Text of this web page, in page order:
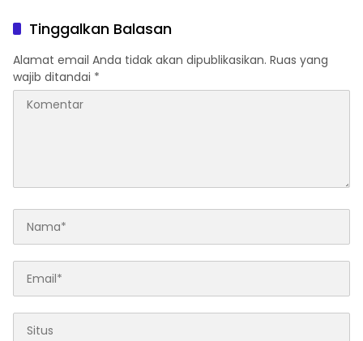
BansosTinggalkan Balasan
Alamat email Anda tidak akan dipublikasikan. Ruas yang
wajib ditandai *